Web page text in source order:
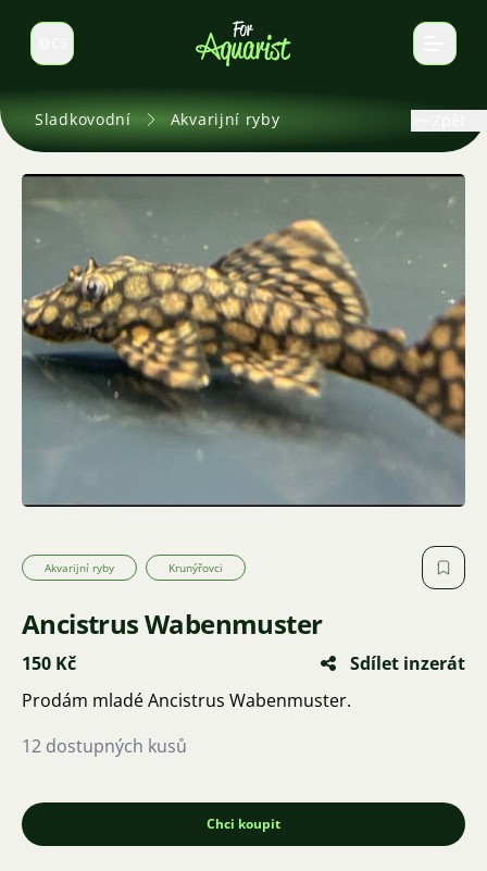
Select language
Sladkovodní Akvarijní ryby
Akvarijní ryby Krunýřovci
Ancistrus Wabenmuster
150 Kč
Sdílet inzerát
Prodám mladé Ancistrus Wabenmuster.
12 dostupných kusů
Chci koupit